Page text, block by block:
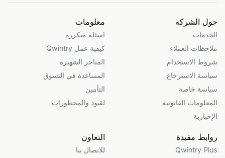
حول الشركة
الخدمات
ملاحظات العملاء
شروط الاستخدام
سياسة الاسترجاع
سياسة خاصة
المعلومات القانونية
الإخبارية
معلومات
اسئلة متكررة
كيفية عمل Qwintry
المتاجر الشهيرة
المساعدة في التسوق
التأمين
لقيود والمحظورات
روابط مفيدة
Qwintry Plus
التعاون
للاتصال بنا